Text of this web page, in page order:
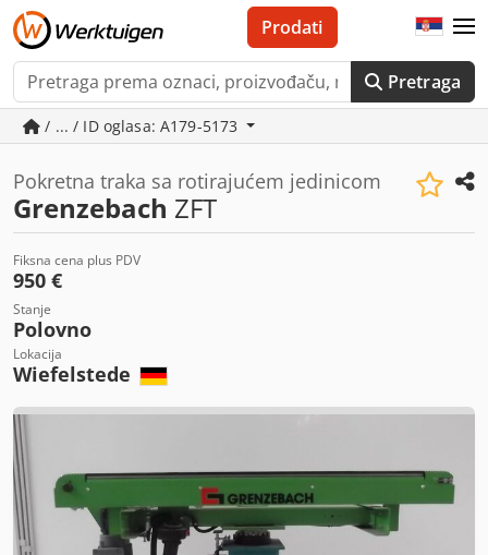
Pretraga
Prodati
/ ... / ID oglasa: A179-5173
Pokretna traka sa rotirajućem jedinicom
Grenzebach ZFT
Fiksna cena plus PDV
950 €
Stanje
Polovno
Lokacija
Wiefelstede